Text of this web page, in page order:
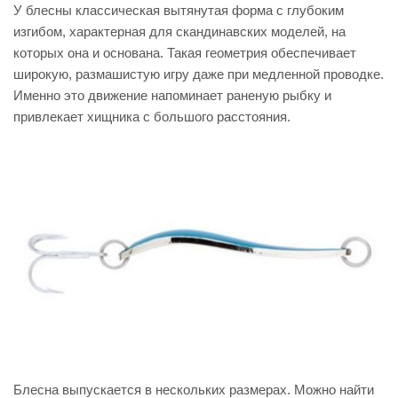
У блесны классическая вытянутая форма с глубоким
изгибом, характерная для скандинавских моделей, на
которых она и основана. Такая геометрия обеспечивает
широкую, размашистую игру даже при медленной проводке.
Именно это движение напоминает раненую рыбку и
привлекает хищника с большого расстояния.
Блесна выпускается в нескольких размерах. Можно найти